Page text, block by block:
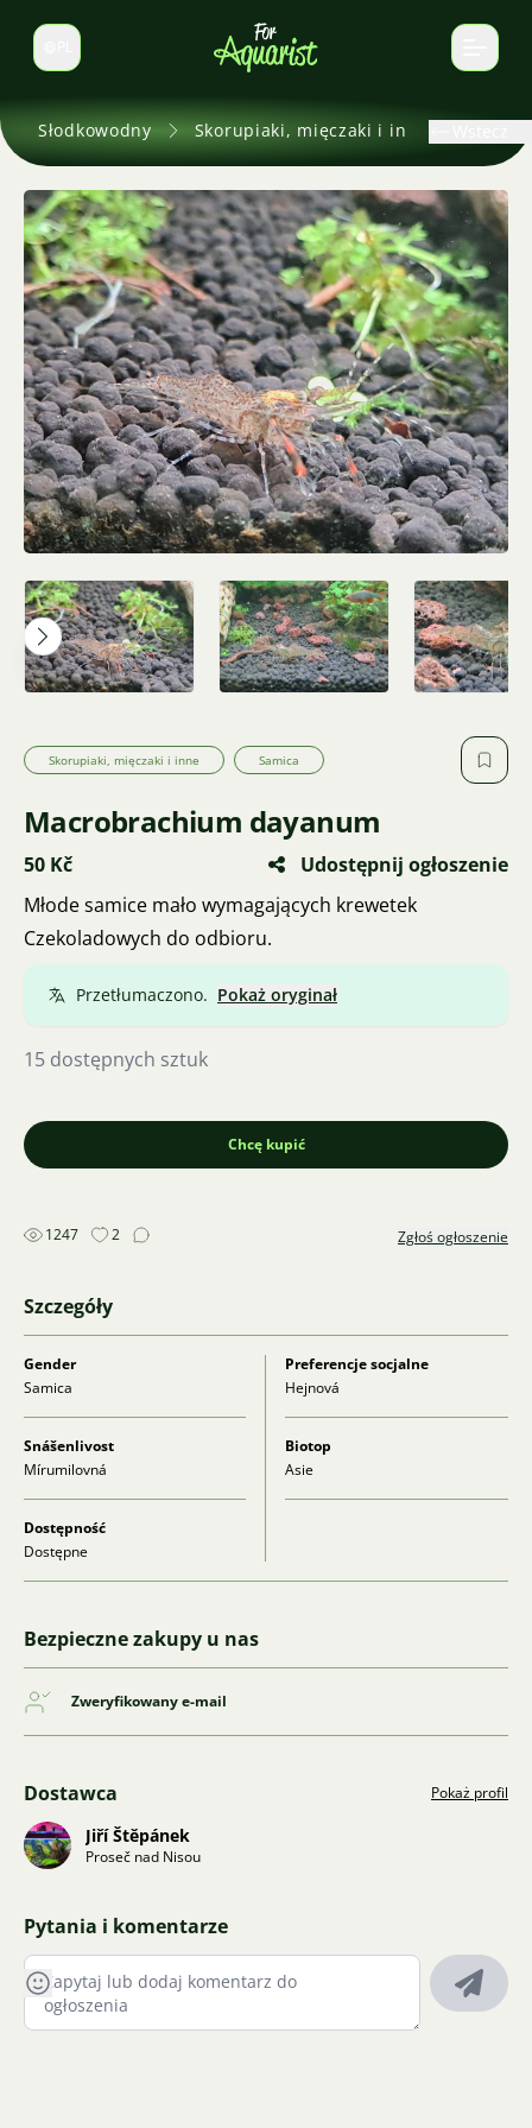
Zmień język
Słodkowodny Skorupiaki, mięczaki i inne
Skorupiaki, mięczaki i inne Samica
Macrobrachium dayanum
50 Kč
Udostępnij ogłoszenie
Młode samice mało wymagających krewetek
Czekoladowych do odbioru.
Przetłumaczono. Pokaż oryginał
15 dostępnych sztuk
Chcę kupić
1247 2 Zgłoś ogłoszenie
Szczegóły
Gender
Samica
Preferencje socjalne
Hejnová
Snášenlivost
Mírumilovná
Biotop
Asie
Dostępność
Dostępne
Bezpieczne zakupy u nas
Zweryfikowany e-mail
Dostawca Pokaż profil
Jiří Štěpánek
Proseč nad Nisou
Pytania i komentarze